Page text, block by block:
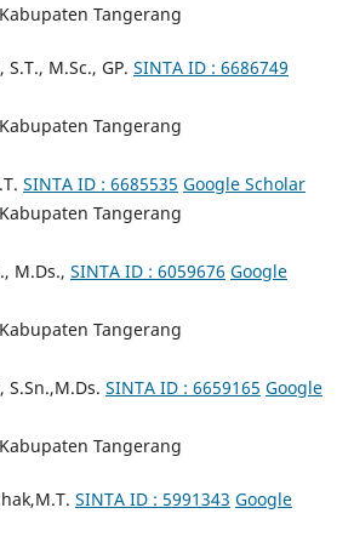
Tangerang
M.Sc., GP. SINTA ID : 6686749
Tangerang
SINTA ID : 6685535 Google Scholar
Tangerang
M.Ds., SINTA ID : 6059676 Google
Tangerang
S.Sn.,M.Ds. SINTA ID : 6659165 Google
Tangerang
SINTA ID : 5991343 Google